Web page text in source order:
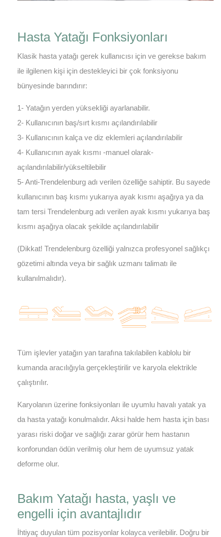
Hasta Yatağı Fonksiyonları
Klasik hasta yatağı gerek kullanıcısı için ve gerekse bakım
ile ilgilenen kişi için destekleyici bir çok fonksiyonu
bünyesinde barındırır:
1- Yatağın yerden yüksekliği ayarlanabilir.
2- Kullanıcının baş/sırt kısmı açılandırılabilir
3- Kullanıcının kalça ve diz eklemleri açılandırılabilir
4- Kullanıcının ayak kısmı -manuel olarak-
açılandırılabilir/yükseltilebilir
5- Anti-Trendelenburg adı verilen özelliğe sahiptir. Bu sayede
kullanıcının baş kısmı yukarıya ayak kısmı aşağıya ya da
tam tersi Trendelenburg adı verilen ayak kısmı yukarıya baş
kısmı aşağıya olacak şekilde açılandırılabilir
(Dikkat! Trendelenburg özelliği yalnızca profesyonel sağlıkçı
gözetimi altında veya bir sağlık uzmanı talimatı ile
kullanılmalıdır).
Tüm işlevler yatağın yan tarafına takılabilen kablolu bir
kumanda aracılığıyla gerçekleştirilir ve karyola elektrikle
çalıştırılır.
Karyolanın üzerine fonksiyonları ile uyumlu havalı yatak ya
da hasta yatağı konulmalıdır. Aksi halde hem hasta için bası
yarası riski doğar ve sağlığı zarar görür hem hastanın
konforundan ödün verilmiş olur hem de uyumsuz yatak
deforme olur.
Bakım Yatağı hasta, yaşlı ve
engelli için avantajlıdır
İhtiyaç duyulan tüm pozisyonlar kolayca verilebilir. Doğru bir